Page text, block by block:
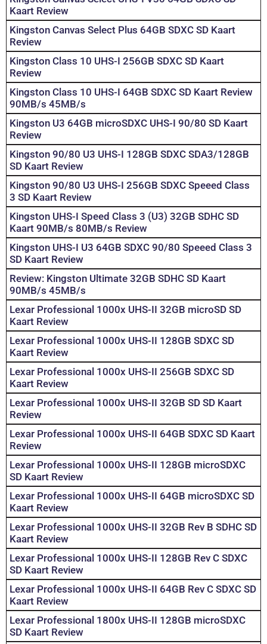
Kaart Review
Kingston Canvas Select Plus 64GB SDXC SD Kaart
Review
Kingston Class 10 UHS-I 256GB SDXC SD Kaart
Review
Kingston Class 10 UHS-I 64GB SDXC SD Kaart Review
90MB/s 45MB/s
Kingston U3 64GB microSDXC UHS-I 90/80 SD Kaart
Review
Kingston 90/80 U3 UHS-I 128GB SDXC SDA3/128GB
SD Kaart Review
Kingston 90/80 U3 UHS-I 256GB SDXC Speeed Class
3 SD Kaart Review
Kingston UHS-I Speed Class 3 (U3) 32GB SDHC SD
Kaart 90MB/s 80MB/s Review
Kingston UHS-I U3 64GB SDXC 90/80 Speeed Class 3
SD Kaart Review
Review: Kingston Ultimate 32GB SDHC SD Kaart
90MB/s 45MB/s
Lexar Professional 1000x UHS-II 32GB microSD SD
Kaart Review
Lexar Professional 1000x UHS-II 128GB SDXC SD
Kaart Review
Lexar Professional 1000x UHS-II 256GB SDXC SD
Kaart Review
Lexar Professional 1000x UHS-II 32GB SD SD Kaart
Review
Lexar Professional 1000x UHS-II 64GB SDXC SD Kaart
Review
Lexar Professional 1000x UHS-II 128GB microSDXC
SD Kaart Review
Lexar Professional 1000x UHS-II 64GB microSDXC SD
Kaart Review
Lexar Professional 1000x UHS-II 32GB Rev B SDHC SD
Kaart Review
Lexar Professional 1000x UHS-II 128GB Rev C SDXC
SD Kaart Review
Lexar Professional 1000x UHS-II 64GB Rev C SDXC SD
Kaart Review
Lexar Professional 1800x UHS-II 128GB microSDXC
SD Kaart Review